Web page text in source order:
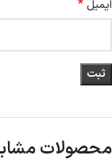
ایمیل *
محصولات